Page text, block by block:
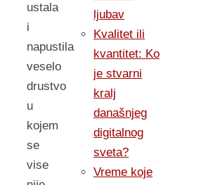
ustala
i
napustila
veselo
drustvo
u
kojem
se
vise
ljubav
Kvalitet ili
kvantitet: Ko
je stvarni
kralj
današnjeg
digitalnog
sveta?
Vreme koje